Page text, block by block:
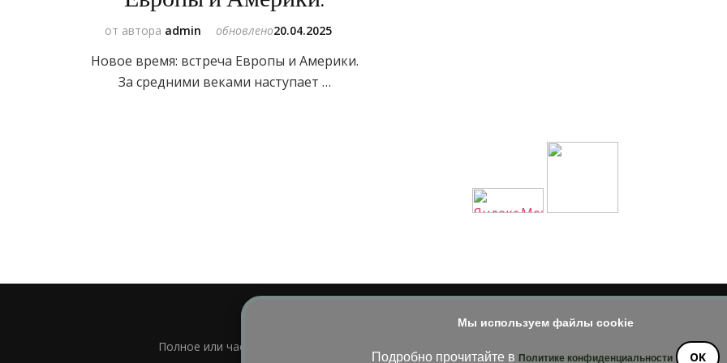
от автора admin обновлено20.04.2025
Новое время: встреча Европы и Америки.
За средними веками наступает …
Мы используем файлы cookie
Подробно прочитайте в Политике конфиденциальности OK
© 2014 - 2026
Полное или частичное использование материала допускается только при наличии активной и